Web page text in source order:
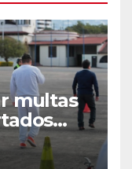
multas